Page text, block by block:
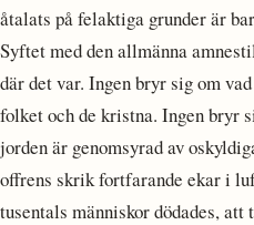
åtalats på felaktiga grunder är
Syftet med den allmänna
där det var. Ingen bryr sig om
folket och de kristna. Ingen bryr
jorden är genomsyrad av
offrens skrik fortfarande ekar i
tusentals människor dödades,